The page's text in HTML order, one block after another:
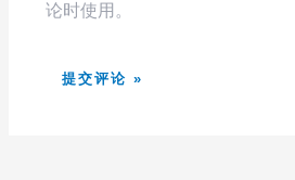
论时使用。